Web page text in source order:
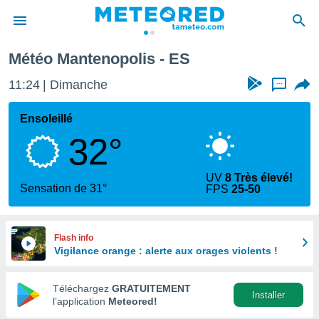
de
Météo Mantenopolis - ES
11:24 Dimanche ...
Ensoleillé
32°
Sensation de 31°
UV8 Très élevé!
FPS25-50
Flash info
Vigilance orange : alerte aux orages violents !
Téléchargez GRATUITEMENT
l’application Meteored!
Installer